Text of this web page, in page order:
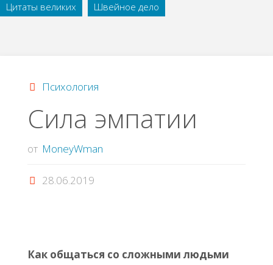
Цитаты великих
Швейное дело
Психология
Сила эмпатии
от MoneyWman
28.06.2019
Как общаться со сложными людьми